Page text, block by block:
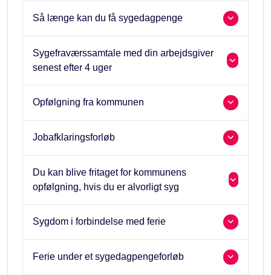
Så længe kan du få sygedagpenge
Sygefraværssamtale med din arbejdsgiver
senest efter 4 uger
Opfølgning fra kommunen
Jobafklaringsforløb
Du kan blive fritaget for kommunens
opfølgning, hvis du er alvorligt syg
Sygdom i forbindelse med ferie
Ferie under et sygedagpengeforløb